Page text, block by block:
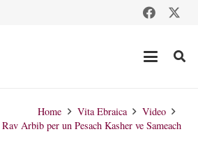
Home Vita Ebraica
Video
Arbib per un Pesach Kasher ve Sameach